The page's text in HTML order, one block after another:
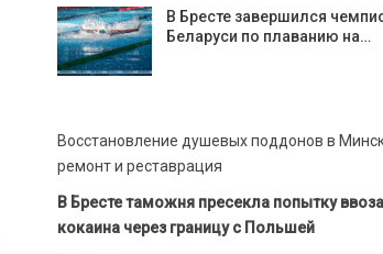
В Бресте завершился
Беларуси по плаванию на…
Восстановление душевых поддонов в
ремонт и реставрация
В Бресте таможня пресекла попытку ввоза
кокаина через границу с Польшей